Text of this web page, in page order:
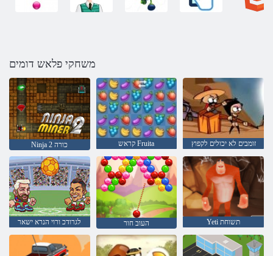
משחקי פלאש דומים
Ninja כורה 2 קראש Fruita זומבים לא יכולים לקפוץ
לגרודכ ורוי הנרא ישאר העוב חור Yeti תשוחת